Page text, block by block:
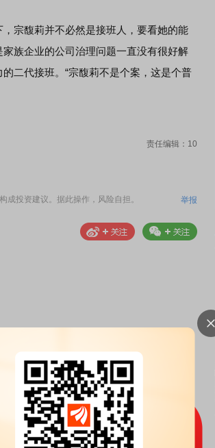
宗馥莉并不必然是接班人，要看她的能
族企业的公司治理问题一直没有很好解
二代接班。“宗馥莉不是个案，这是个普
责任编辑：10
成投资建议。据此操作，风险自担。 举报